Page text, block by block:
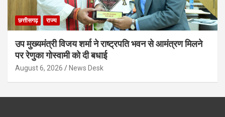
छत्तीसगढ़ राज्य
उप मुख्यमंत्री विजय शर्मा ने राष्ट्रपति भवन से आमंत्रण मिलने
पर रेणुका गोस्वामी को दी बधाई
August 6, 2026 News Desk